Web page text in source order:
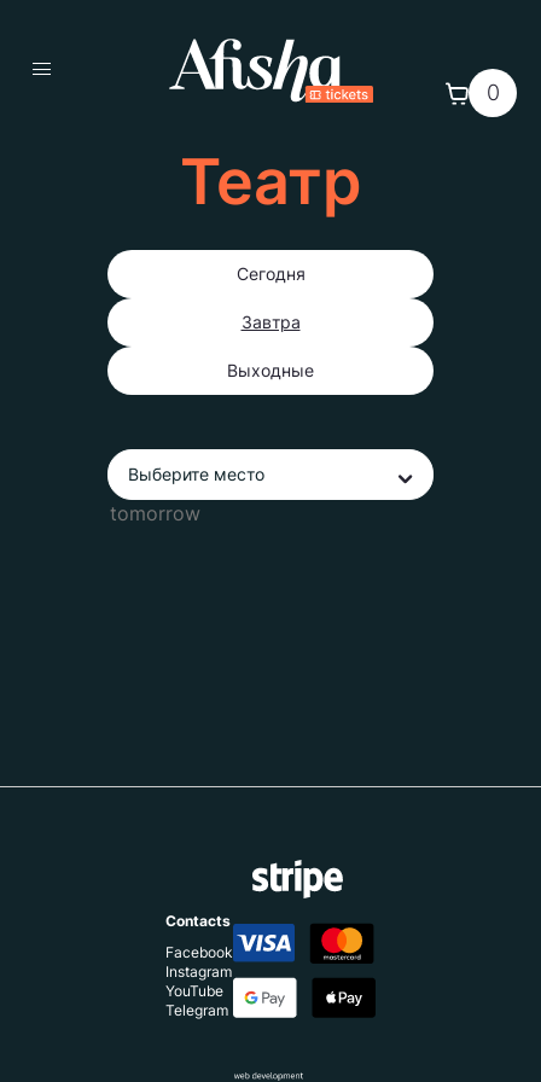
0
Театр
Сегодня
Завтра
Выходные
Выберите место
Contacts
Facebook
Instagram
YouTube
Telegram